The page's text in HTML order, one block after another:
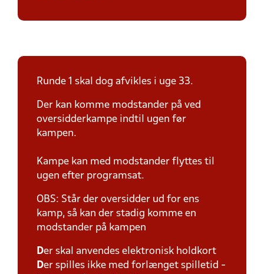
Runde 1 skal dog afvikles i uge 33.
Der kan komme modstander på ved
oversidderkampe indtil ugen før
kampen.
Kampe kan med modstander flyttes til
ugen efter programsat.
OBS: Står der oversidder ud for ens
kamp, så kan der stadig komme en
modstander på kampen
Der skal anvendes elektronisk holdkort
Der spilles ikke med forlænget spilletid -